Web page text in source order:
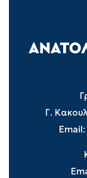
Γ.
Email: